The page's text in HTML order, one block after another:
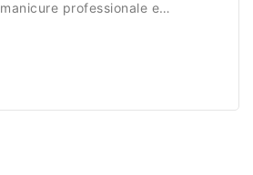
manicure professionale e